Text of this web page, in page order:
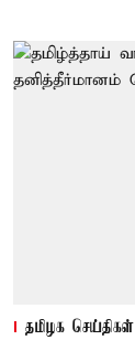
தமிழக செய்திகள்